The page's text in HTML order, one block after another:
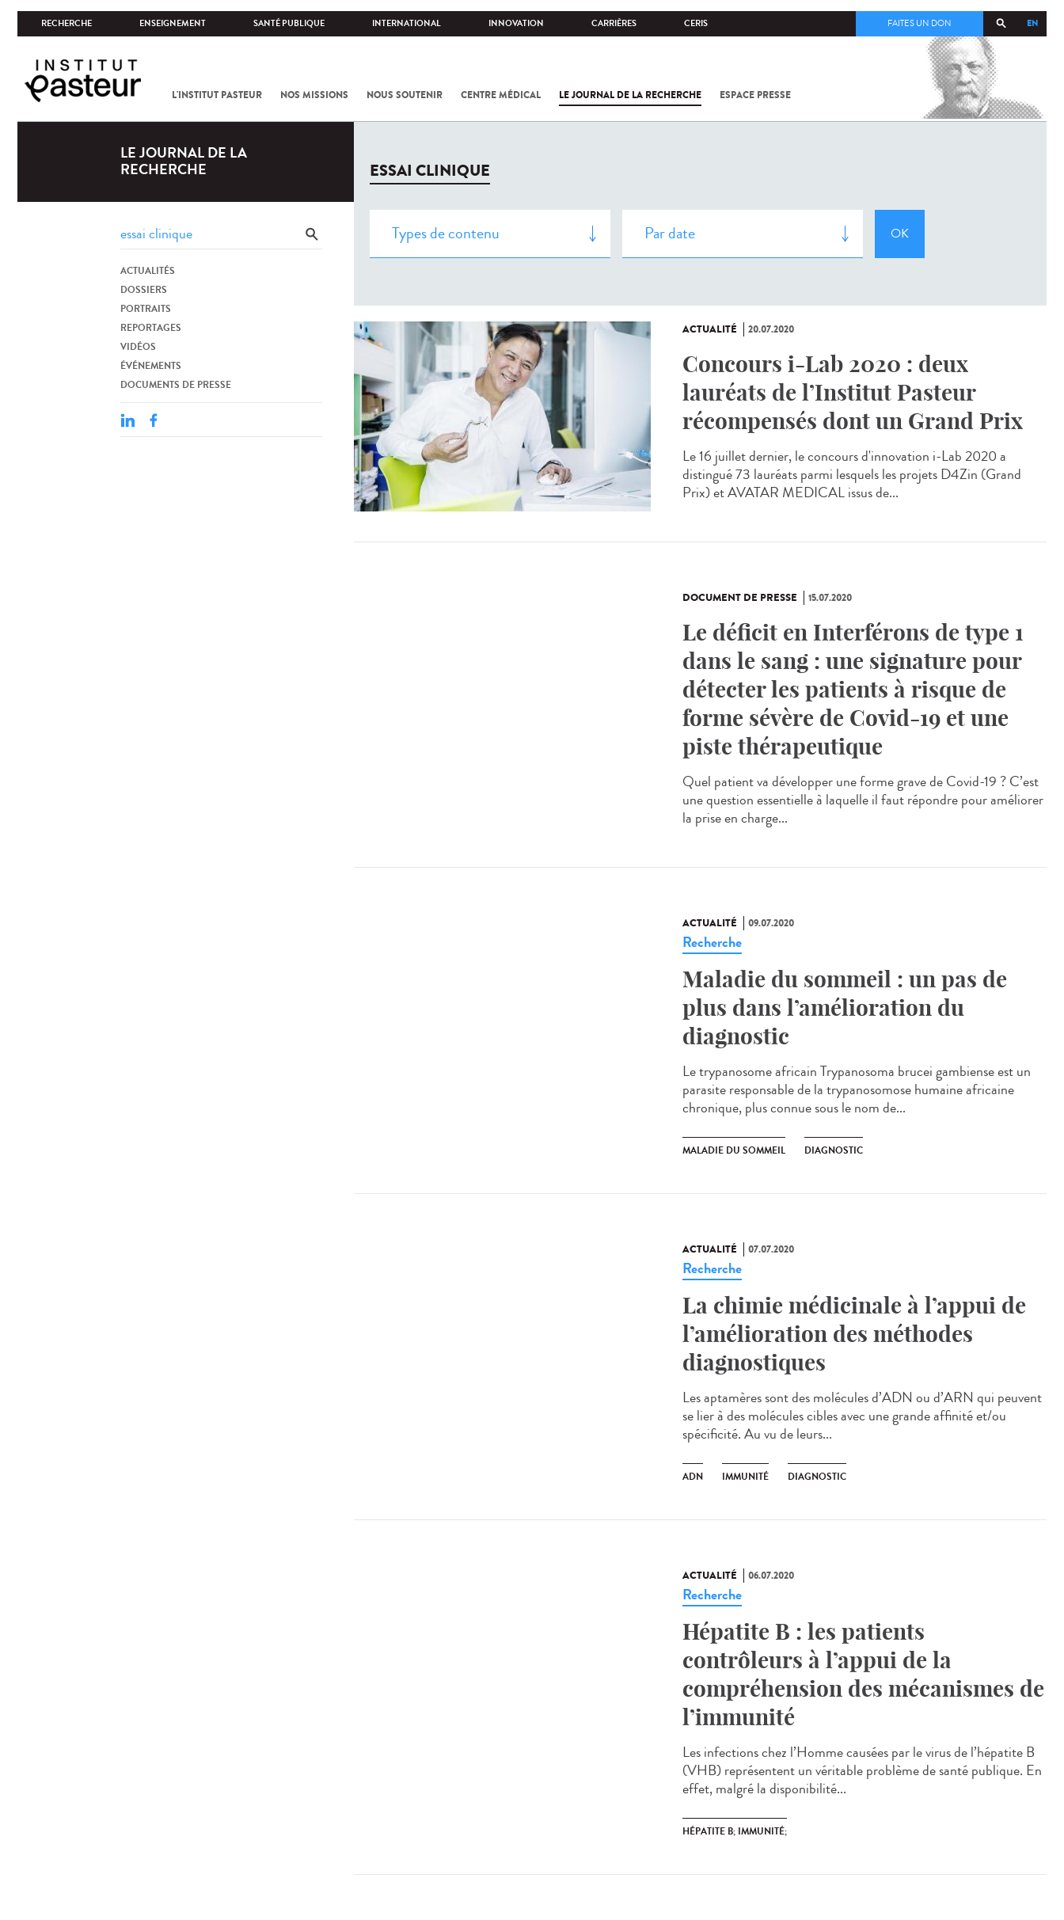
RECHERCHE ENSEIGNEMENT SANTÉ PUBLIQUE INTERNATIONAL INNOVATION CARRIÈRES CERIS EN
FAITES UN DON
L'INSTITUT PASTEUR NOS MISSIONS NOUS SOUTENIR CENTRE MÉDICAL LE JOURNAL DE LA RECHERCHE ESPACE PRESSE
COV-2 /
LE JOURNAL DE LA
RECHERCHE
ACTUALITÉS
DOSSIERS
PORTRAITS
REPORTAGES
VIDÉOS
ÉVÉNEMENTS
DOCUMENTS DE PRESSE
ESSAI CLINIQUE
ACTUALITÉ 20.07.2020
Concours i-Lab 2020 : deux
lauréats de l’Institut Pasteur
récompensés dont un Grand Prix
Le 16 juillet dernier, le concours d'innovation i-Lab 2020 a
distingué 73 lauréats parmi lesquels les projets D4Zin (Grand
Prix) et AVATAR MEDICAL issus de...
DOCUMENT DE PRESSE 15.07.2020
Le déficit en Interférons de type 1
dans le sang : une signature pour
détecter les patients à risque de
forme sévère de Covid-19 et une
piste thérapeutique
Quel patient va développer une forme grave de Covid-19 ? C’est
une question essentielle à laquelle il faut répondre pour améliorer
la prise en charge...
ACTUALITÉ 09.07.2020
Recherche
Maladie du sommeil : un pas de
plus dans l’amélioration du
diagnostic
Le trypanosome africain Trypanosoma brucei gambiense est un
parasite responsable de la trypanosomose humaine africaine
chronique, plus connue sous le nom de...
MALADIE DU SOMMEIL DIAGNOSTIC
ACTUALITÉ 07.07.2020
Recherche
La chimie médicinale à l’appui de
l’amélioration des méthodes
diagnostiques
Les aptamères sont des molécules d’ADN ou d’ARN qui peuvent
se lier à des molécules cibles avec une grande affinité et/ou
spécificité. Au vu de leurs...
ADN IMMUNITÉ DIAGNOSTIC
ACTUALITÉ 06.07.2020
Recherche
Hépatite B : les patients
contrôleurs à l’appui de la
compréhension des mécanismes de
l’immunité
Les infections chez l’Homme causées par le virus de l’hépatite B
(VHB) représentent un véritable problème de santé publique. En
effet, malgré la disponibilité...
HÉPATITE B; IMMUNITÉ;